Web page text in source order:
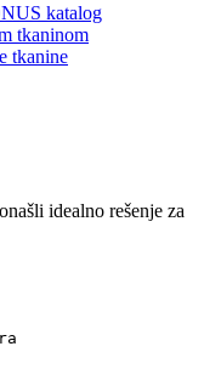
katalog
tkaninom
tkanine
idealno rešenje za